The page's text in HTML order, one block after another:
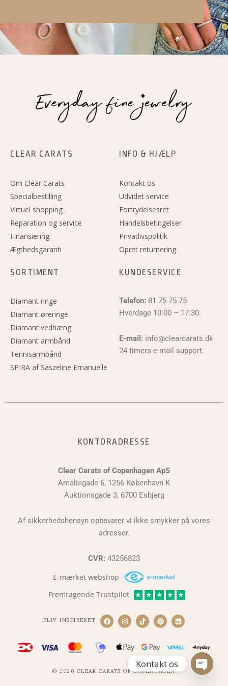
o
k
r i
CLEAR CARATS
Om Clear Carats
Specialbestilling
Virtuel shopping
Reparation og service
Finansiering
Ægthedsgaranti
INFO & HJÆLP
Kontakt os
Udvidet service
Fortrydelsesret
Handelsbetingelser
Privatlivspolitik
Opret returnering
SORTIMENT
Diamant ringe
Diamant øreringe
Diamant vedhæng
Diamant armbånd
Tennisarmbånd
SPIRA af Saszeline Emanuelle
KUNDESERVICE
Telefon: 81 75 75 75
Hverdage 10:00 – 17:30.
E-mail: info@clearcarats.dk
24 timers e-mail support.
KONTORADRESSE
Clear Carats of Copenhagen ApS
Amaliegade 6, 1256 København K
Auktionsgade 3, 6700 Esbjerg
Af sikkerhedshensyn opbevarer vi ikke smykker på vores
adresser.
CVR: 43256823
E-mærket webshop
Fremragende Trustpilot
★ ★ ★ ★ ★
© 2026 CLEAR CARATS OF COPENHAGEN
BLIV INSPIRERET F
a
c
I
n
s
a
g
m
T
i
k
o
k
P
i
n
e
r
e
s
t
L
i
n
e
d
i
n
Kontakt os
Open